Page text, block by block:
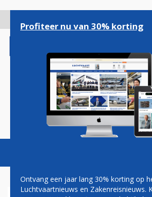
gaan
Magazine Podcasts
Profiteer nu van 30% korting
Ontvang een jaar lang 30% korting op
Luchtvaartnieuws en Zakenreisnieuws.